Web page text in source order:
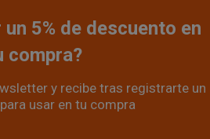
5% de descuento en
compra?
y recibe tras registrarte un
usar en tu compra